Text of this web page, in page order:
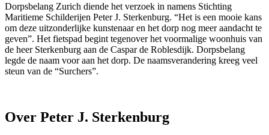
Dorpsbelang Zurich diende het verzoek in namens Stichting
Maritieme Schilderijen Peter J. Sterkenburg. “Het is een mooie kans
om deze uitzonderlijke kunstenaar en het dorp nog meer aandacht te
geven”. Het fietspad begint tegenover het voormalige woonhuis van
de heer Sterkenburg aan de Caspar de Roblesdijk. Dorpsbelang
legde de naam voor aan het dorp. De naamsverandering kreeg veel
steun van de “Surchers”.
Over Peter J. Sterkenburg